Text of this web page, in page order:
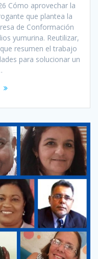
Cómo aprovechar la
que plantea la
de Conformación
yumurina. Reutilizar,
resumen el trabajo
para solucionar un